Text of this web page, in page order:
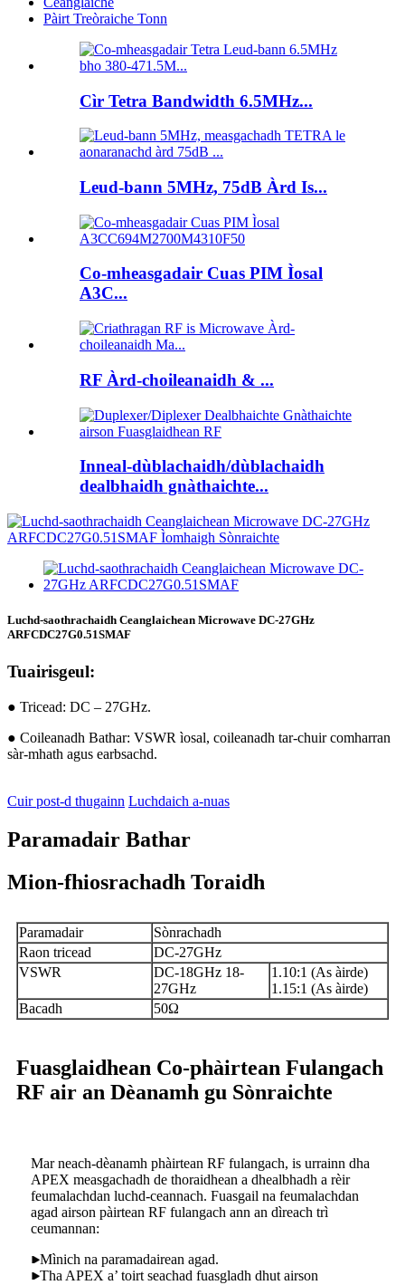
Pàirt Treòraiche Tonn
Cìr Tetra Bandwidth 6.5MHz...
Leud-bann 5MHz, 75dB Àrd Is...
Co-mheasgadair Cuas PIM Ìosal
A3C...
RF Àrd-choileanaidh & ...
Inneal-dùblachaidh/dùblachaidh
dealbhaidh gnàthaichte...
Luchd-saothrachaidh Ceanglaichean Microwave DC-27GHz
ARFCDC27G0.51SMAF
Tuairisgeul:
● Tricead: DC – 27GHz.
● Coileanadh Bathar: VSWR ìosal, coileanadh tar-chuir comharran
sàr-mhath agus earbsachd.
Cuir post-d thugainn Luchdaich a-nuas
Paramadair Bathar
Mion-fhiosrachadh Toraidh
Paramadair
Sònrachadh
Raon tricead
DC-27GHz
VSWR
DC-18GHz 18-
27GHz
1.10:1 (As àirde)
1.15:1 (As àirde)
Bacadh
50Ω
Fuasglaidhean Co-phàirtean Fulangach
RF air an Dèanamh gu Sònraichte
Mar neach-dèanamh phàirtean RF fulangach, is urrainn dha
APEX measgachadh de thoraidhean a dhealbhadh a rèir
feumalachdan luchd-ceannach. Fuasgail na feumalachdan
agad airson pàirtean RF fulangach ann an dìreach trì
ceumannan:
Mìnich na paramadairean agad.
Tha APEX a’ toirt seachad fuasgladh dhut airson